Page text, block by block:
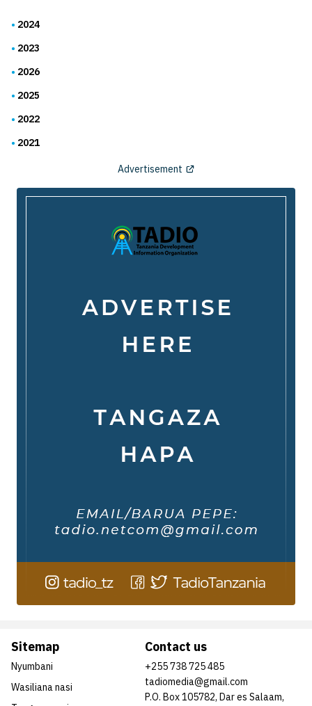
2024
2023
2026
2025
2022
2021
Advertisement
Sitemap
Nyumbani
Wasiliana nasi
Contact us
+255 738 725 485
tadiomedia@gmail.com
P.O. Box 105782, Dar es Salaam,